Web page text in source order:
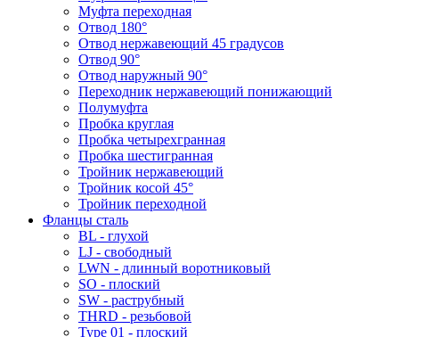
Муфта переходная
Отвод 180°
Отвод нержавеющий 45 градусов
Отвод 90°
Отвод наружный 90°
Переходник нержавеющий понижающий
Полумуфта
Пробка круглая
Пробка четырехгранная
Пробка шестигранная
Тройник нержавеющий
Тройник косой 45°
Тройник переходной
Фланцы сталь
BL - глухой
LJ - свободный
LWN - длинный воротниковый
SO - плоский
SW - раструбный
THRD - резьбовой
Type 01 - плоский